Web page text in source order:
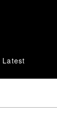
Latest